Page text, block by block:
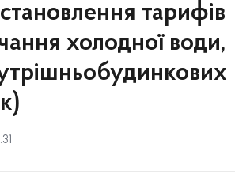
тарифів
холодної води,